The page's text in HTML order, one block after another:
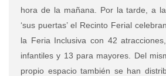
hora de la mañana. Por la tarde, a
‘sus puertas’ el Recinto Ferial
la Feria Inclusiva con 42
infantiles y 13 para mayores. Del
propio espacio también se han